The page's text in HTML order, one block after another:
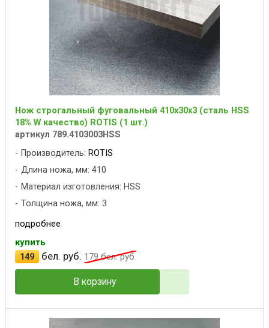
Нож строгальный фуговальный 410x30x3 (сталь HSS
18% W качество) ROTIS (1 шт.)
артикул 789.4103003HSS
Производитель: ROTIS
Длина ножа, мм: 410
Материал изготовления: HSS
Толщина ножа, мм: 3
подробнее
купить
149
бел. руб. 179бел. руб.
В корзину